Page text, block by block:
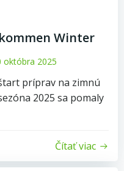
Winter
októbra 2025
príprav na zimnú
2025 sa pomaly
Čítať viac